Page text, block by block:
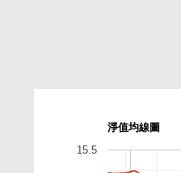
淨值均線圖
15.5